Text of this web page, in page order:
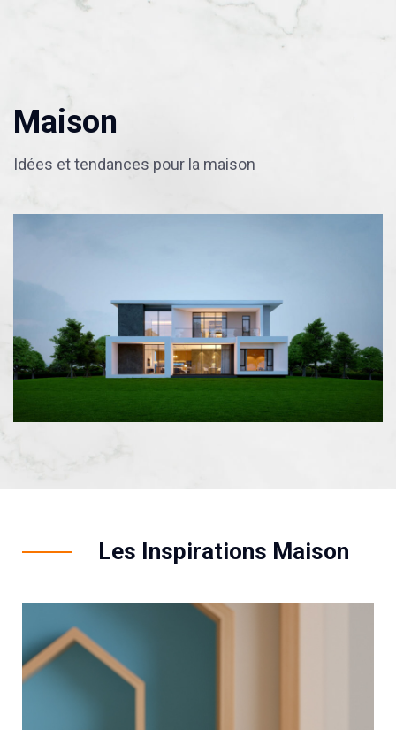
Maison
Idées et tendances pour la maison
Les Inspirations Maison